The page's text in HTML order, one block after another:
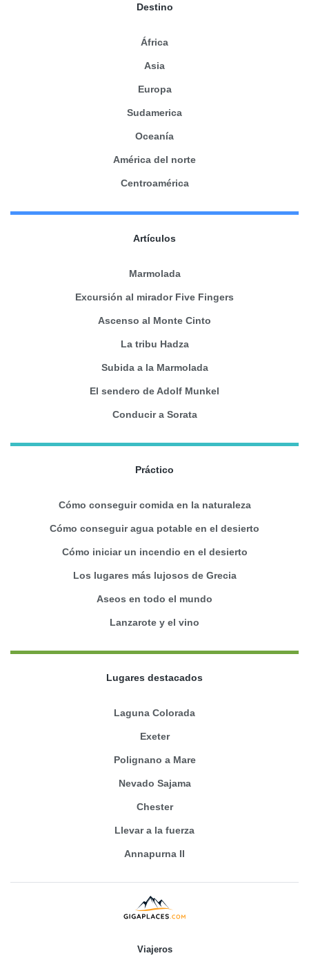
Destino
África
Asia
Europa
Sudamerica
Oceanía
América del norte
Centroamérica
Artículos
Marmolada
Excursión al mirador Five Fingers
Ascenso al Monte Cinto
La tribu Hadza
Subida a la Marmolada
El sendero de Adolf Munkel
Conducir a Sorata
Práctico
Cómo conseguir comida en la naturaleza
Cómo conseguir agua potable en el desierto
Cómo iniciar un incendio en el desierto
Los lugares más lujosos de Grecia
Aseos en todo el mundo
Lanzarote y el vino
Lugares destacados
Laguna Colorada
Exeter
Polignano a Mare
Nevado Sajama
Chester
Llevar a la fuerza
Annapurna II
Viajeros